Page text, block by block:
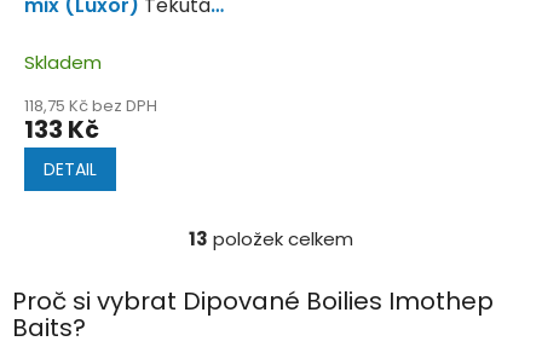
oceánských a
sladkovodních
živočiších s tónem
mořských korýšů
Skladem
118,75 Kč bez DPH
133 Kč
DETAIL
O
l
á
13 položek celkem
Proč si vybrat Dipované Boilies Imothep
Baits?